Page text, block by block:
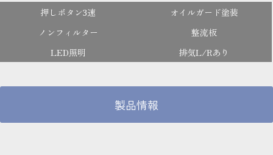
押しボタン3速
オイルガード塗装
ノンフィルター
整流板
LED照明
排気L/Rあり
製品情報